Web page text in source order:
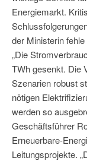
Energiemarkt.
der Ministerin
„Die
TWh gesenkt. Die
Szenarien robust
nötigen
werden so
Geschäftsführer
Erneuerbare-
Leitungsprojekte.